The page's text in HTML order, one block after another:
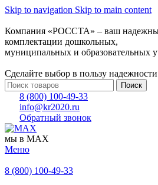
Skip to navigation Skip to main content
Компания «РОССТА» – ваш
комплектации дошкольных,
муниципальных и образовательных
Сделайте выбор в пользу
Поиск
8 (800) 100-49-33
info@kr2020.ru
Обратный звонок
мы в MAX
Меню
8 (800) 100-49-33